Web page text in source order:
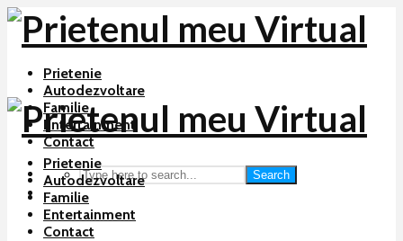
Prietenie
Autodezvoltare
Familie
Entertainment
Contact
Search
Prietenie
Autodezvoltare
Familie
Entertainment
Contact